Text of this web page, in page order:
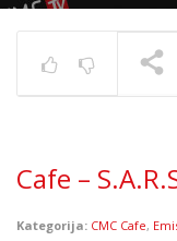
Cafe –
Kategorija: CMC Cafe,